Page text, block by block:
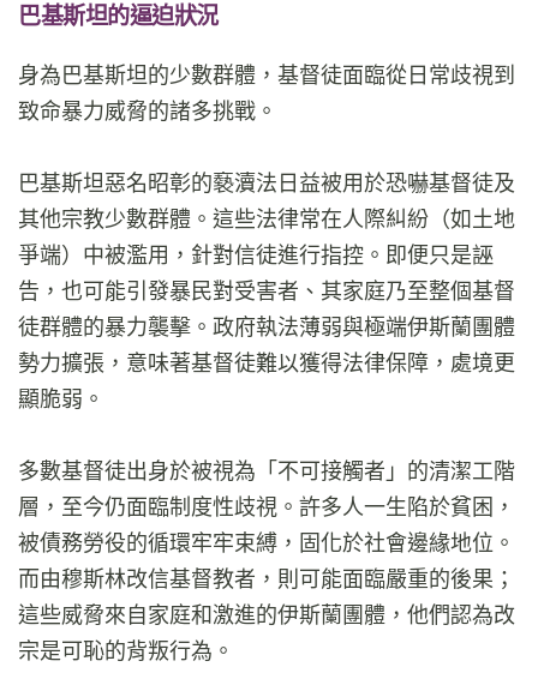
巴基斯坦的逼迫狀況
身為巴基斯坦的少數群體，基督徒面臨從日常歧視到
致命暴力威脅的諸多挑戰。
巴基斯坦惡名昭彰的褻瀆法日益被用於恐嚇基督徒及
其他宗教少數群體。這些法律常在人際糾紛（如土地
爭端）中被濫用，針對信徒進行指控。即便只是誣
告，也可能引發暴民對受害者、其家庭乃至整個基督
徒群體的暴力襲擊。政府執法薄弱與極端伊斯蘭團體
勢力擴張，意味著基督徒難以獲得法律保障，處境更
顯脆弱。
多數基督徒出身於被視為「不可接觸者」的清潔工階
層，至今仍面臨制度性歧視。許多人一生陷於貧困，
被債務勞役的循環牢牢束縛，固化於社會邊緣地位。
而由穆斯林改信基督教者，則可能面臨嚴重的後果；
這些威脅來自家庭和激進的伊斯蘭團體，他們認為改
宗是可恥的背叛行為。